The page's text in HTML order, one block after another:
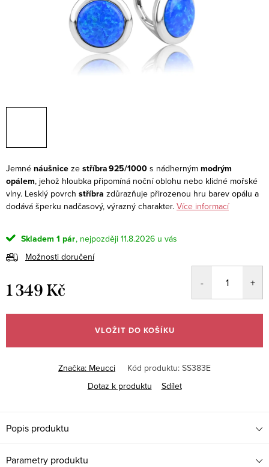
Jemné náušnice ze stříbra 925/1000 s nádherným modrým
opálem, jehož hloubka připomíná noční oblohu nebo klidné mořské
vlny. Lesklý povrch stříbra zdůrazňuje přirozenou hru barev opálu a
dodává šperku nadčasový, výrazný charakter. Více informací
Skladem 1 pár
11.8.2026
Možnosti doručení
1 349 Kč
cena:
VLOŽIT DO KOŠÍKU
Značka: Meucci Kód produktu: SS383E
Dotaz k produktu
Sdílet
Popis produktu
Parametry produktu